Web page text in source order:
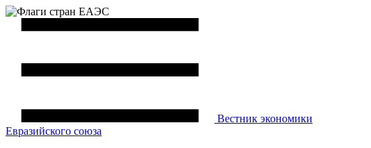
Вестник экономики
Евразийского союза